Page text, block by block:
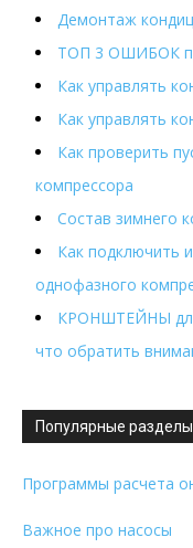
Демонтаж
ТОП 3 ОШИБОК
Как управлять
Как управлять
Как проверить
компрессора
Состав зимнего
Как подключить
однофазного
КРОНШТЕЙНЫ для
что обратить
Популярные разделы
Программы расчета
Важное про насосы